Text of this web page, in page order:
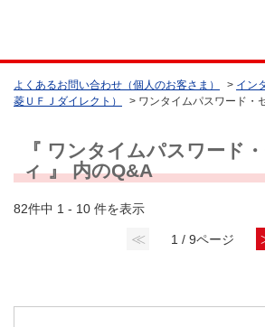
よくあるお問い合わせ（個人のお客さま） > イン
菱ＵＦＪダイレクト）
> ワンタイムパスワード・
『 ワンタイムパスワード
ィ 』 内のQ&A
82件中 1 - 10 件を表示
≪ 1 / 9ページ